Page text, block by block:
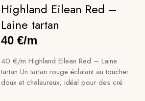
Highland Eilean Red –
Laine tartan
40 €/m
40 €/m Highland Eilean Red – Laine
tartan Un tartan rouge éclatant au toucher
doux et chaleureux, idéal pour des cré